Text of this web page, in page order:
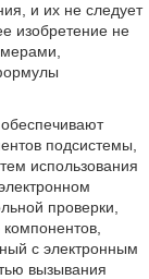
и их не следует
изобретение не
подсистемы,
использования
проверки,
с электронным
вызывания